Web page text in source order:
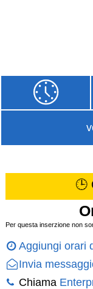
🕒
Per questa inserzione non
Aggiungi orari
Invia
Chiama